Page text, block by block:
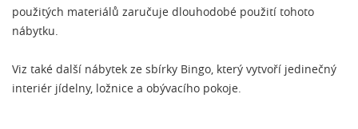
použitých materiálů zaručuje dlouhodobé použití tohoto
nábytku.
Viz také další nábytek ze sbírky Bingo, který vytvoří jedinečný
interiér jídelny, ložnice a obývacího pokoje.